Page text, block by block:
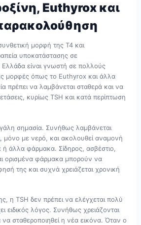
Euthyrox και
μορφή της Τ4 και
υποκατάστασης σε
Ελλάδα είναι γνωστή σε πολλούς
μορφές όπως το Euthyrox και άλλα
πρέπει να λαμβάνεται σταθερά και να
κυρίως TSH και κατά περίπτωση
σημασία. Συνήθως λαμβάνεται
μόνο με νερό, και ακολουθεί αναμονή
άλλα φάρμακα. Σίδηρος, ασβέστιο,
ορισμένα φάρμακα μπορούν να
της και συχνά χρειάζεται χρονική
η TSH δεν πρέπει να ελέγχεται πολύ
ειδικός λόγος. Συνήθως χρειάζονται
να σταθεροποιηθεί η νέα εικόνα. Όταν ο